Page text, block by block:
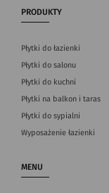
PRODUKTY
Płytki do łazienki
Płytki do salonu
Płytki do kuchni
Płytki na balkon i taras
Płytki do sypialni
Wyposażenie łazienki
MENU